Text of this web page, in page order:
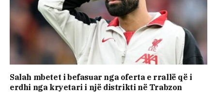
Salah mbetet i befasuar nga oferta e rrallë që i
erdhi nga kryetari i një distrikti në Trabzon